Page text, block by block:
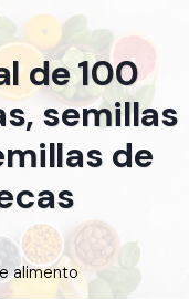
de 100
semillas
de
alimento